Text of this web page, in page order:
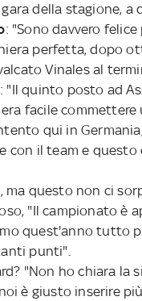
della stagione, a
: "Sono davvero
perfetta, dopo
Vinales al
quinto posto ad
facile commettere
qui in
con il team e
questo non ci
"Il campionato è
quest'anno tutto
punti".
"Non ho chiara
è giusto inserire